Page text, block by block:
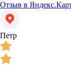
Отзыв в
Петр